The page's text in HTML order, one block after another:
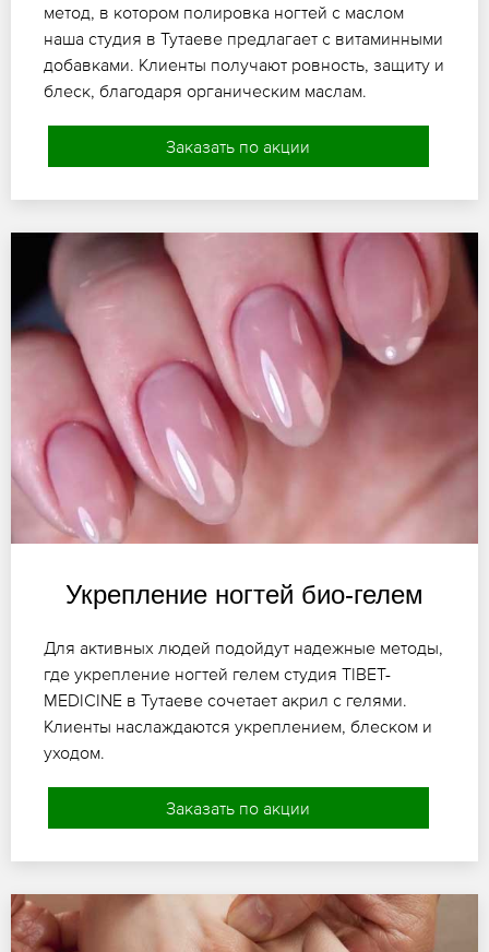
метод, в котором полировка ногтей с маслом
наша студия в Тутаеве предлагает с витаминными
добавками. Клиенты получают ровность, защиту и
блеск, благодаря органическим маслам.
Заказать по акции
Укрепление ногтей био-гелем
Для активных людей подойдут надежные методы,
где укрепление ногтей гелем студия TIBET-
MEDICINE в Тутаеве сочетает акрил с гелями.
Клиенты наслаждаются укреплением, блеском и
уходом.
Заказать по акции